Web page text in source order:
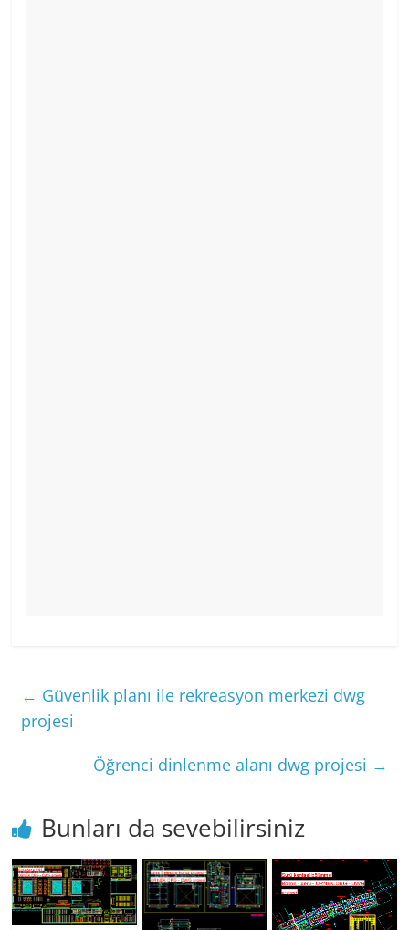
← Güvenlik planı ile rekreasyon merkezi dwg
projesi
Öğrenci dinlenme alanı dwg projesi →
Bunları da sevebilirsiniz